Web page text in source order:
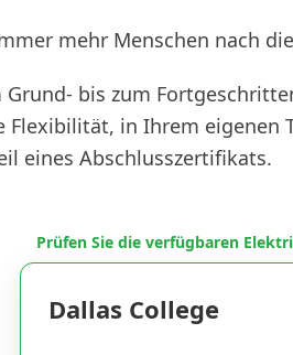
mehr Menschen nach
bis zum
Flexibilität, in Ihrem eigenen
eines Abschlusszertifikats.
Prüfen Sie die verfügbaren
Dallas College